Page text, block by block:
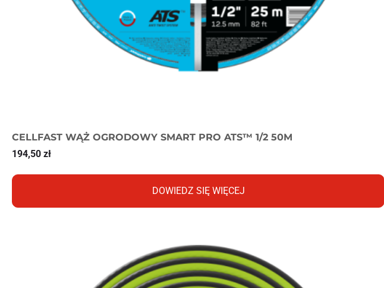
CELLFAST WĄŻ OGRODOWY SMART PRO ATS™ 1/2 50M
194,50 zł
DOWIEDZ SIĘ WIĘCEJ